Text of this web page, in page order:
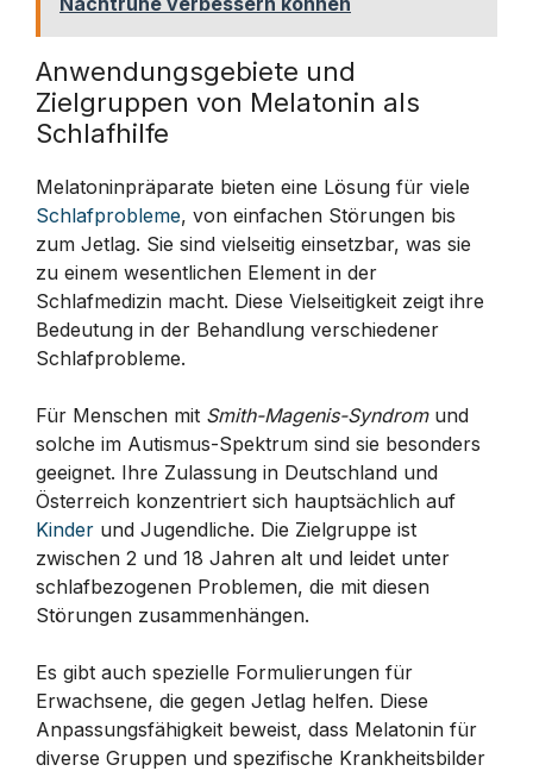
Anwendungsgebiete und
Zielgruppen von Melatonin als
Schlafhilfe
Melatoninpräparate bieten eine Lösung für viele
Schlafprobleme, von einfachen Störungen bis
zum Jetlag. Sie sind vielseitig einsetzbar, was sie
zu einem wesentlichen Element in der
Schlafmedizin macht. Diese Vielseitigkeit zeigt ihre
Bedeutung in der Behandlung verschiedener
Schlafprobleme.
Für Menschen mit Smith-Magenis-Syndromund
solche im Autismus-Spektrum sind sie besonders
geeignet. Ihre Zulassung in Deutschland und
Österreich konzentriert sich hauptsächlich auf
Kinder und Jugendliche. Die Zielgruppe ist
zwischen 2 und 18 Jahren alt und leidet unter
schlafbezogenen Problemen, die mit diesen
Störungen zusammenhängen.
Es gibt auch spezielle Formulierungen für
Erwachsene, die gegen Jetlag helfen. Diese
Anpassungsfähigkeit beweist, dass Melatonin für
diverse Gruppen und spezifische Krankheitsbilder